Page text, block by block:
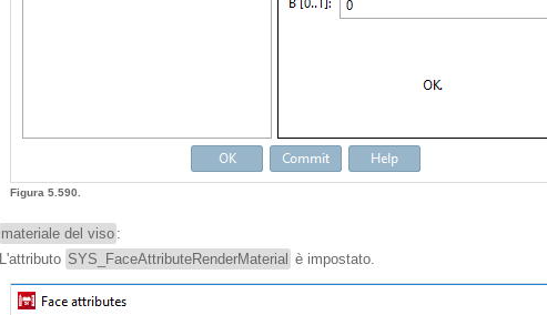
Figura 5.590.
materiale del viso :
L'attributo SYS_FaceAttributeRenderMaterial è impostato.